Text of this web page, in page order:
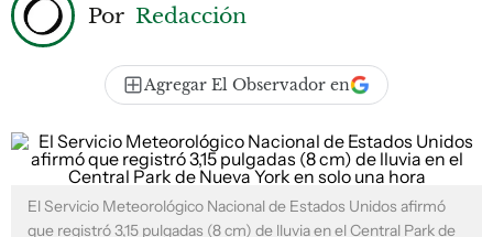
Por Redacción
Agregar El Observador en
El Servicio Meteorológico Nacional de Estados Unidos afirmó
que registró 3,15 pulgadas (8 cm) de lluvia en el Central Park de